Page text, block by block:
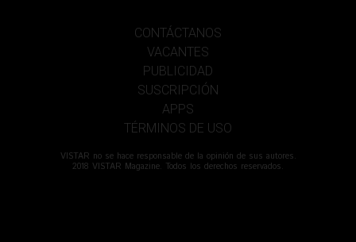
CONTÁCTANOS
VACANTES
PUBLICIDAD
SUSCRIPCIÓN
APPS
TÉRMINOS DE USO
VISTAR no se hace responsable de la opinión de sus autores.
2018 VISTAR Magazine. Todos los derechos reservados.